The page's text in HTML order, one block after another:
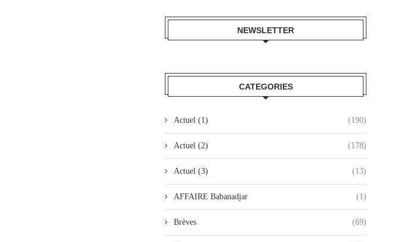
NEWSLETTER
CATEGORIES
Actuel (1) (190)
Actuel (2) (178)
Actuel (3) (13)
AFFAIRE Babanadjar (1)
Brèves (69)